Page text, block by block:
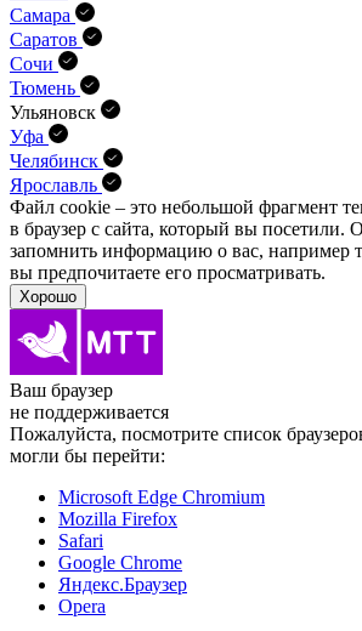
Самара
Саратов
Сочи
Тюмень
Ульяновск
Уфа
Челябинск
Ярославль
Файл cookie – это небольшой фрагмент
в браузер с сайта, который вы посетили.
запомнить информацию о вас, например
вы предпочитаете его просматривать.
Хорошо
Ваш браузер
не поддерживается
Пожалуйста, посмотрите список
могли бы перейти:
Microsoft Edge Chromium
Mozilla Firefox
Safari
Google Chrome
Яндекс.Браузер
Opera